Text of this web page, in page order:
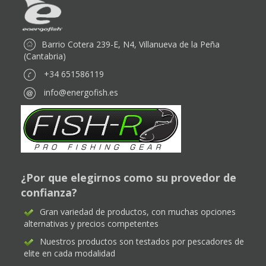
Barrio Cotera 239-E, N4, Villanueva de la Peña
(Cantabria)
+34 651586119
info@energofish.es
¿Por que elegirnos como su provedor de
confianza?
Gran variedad de productos, con muchas opciones
alternativas y precios competentes
Nuestros productos son testados por pescadores de
elite en cada modalidad